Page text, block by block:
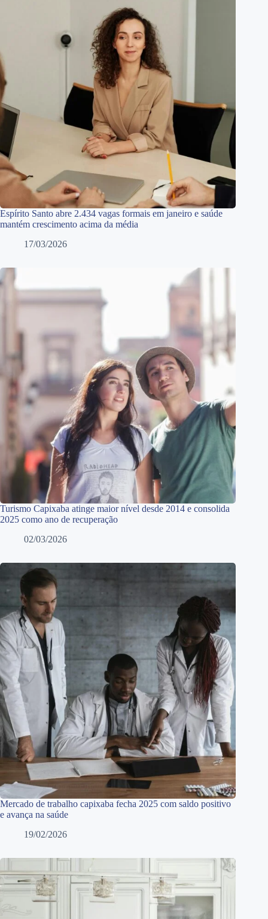
Espírito Santo abre 2.434 vagas formais em janeiro e saúde
mantém crescimento acima da média
17/03/2026
Turismo Capixaba atinge maior nível desde 2014 e consolida
2025 como ano de recuperação
02/03/2026
Mercado de trabalho capixaba fecha 2025 com saldo positivo
e avança na saúde
19/02/2026